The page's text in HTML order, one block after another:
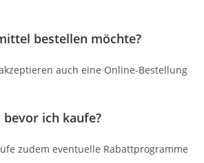
bestellen möchte?
auch eine Online-Bestellung
ich kaufe?
zudem eventuelle Rabattprogramme